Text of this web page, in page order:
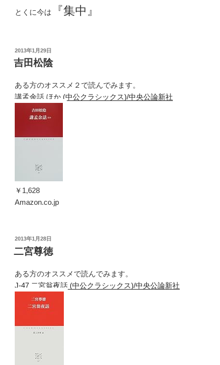
とくに今は 『集中』
投
稿
日:
2013年1月29日
吉田松陰
ある方のオススメ２で読んでみます。
講孟余話 ほか (中公クラシックス)/中央公論新社
￥1,628
Amazon.co.jp
投
稿
日:
2013年1月28日
二宮尊徳
ある方のオススメで読んでみます。
J-47 二宮翁夜話 (中公クラシックス)/中央公論新社